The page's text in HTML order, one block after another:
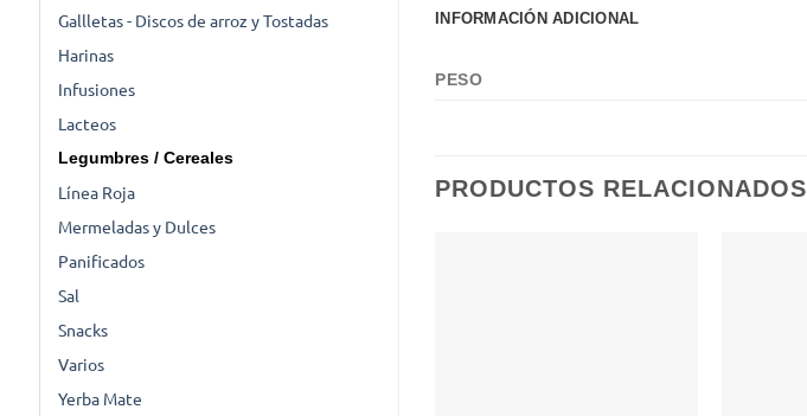
Gallletas - Discos de arroz y Tostadas
Harinas
Infusiones
Lacteos
Legumbres / Cereales
Línea Roja
Mermeladas y Dulces
Panificados
Sal
Snacks
Varios
Yerba Mate
INFORMACIÓN ADICIONAL
PESO
PRODUCTOS RELACIONADOS